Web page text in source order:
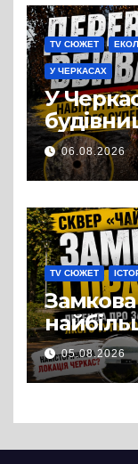
TV СЮЖЕТ
У ЧЕРКАСАХ
У
дерева.
можна
06.08.2026
TV СЮЖЕТ
міф
05.08.2026